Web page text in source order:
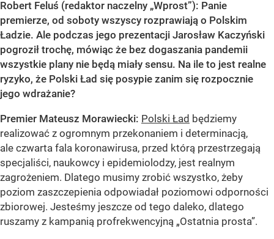
Robert Feluś (redaktor naczelny „Wprost”): Panie
premierze, od soboty wszyscy rozprawiają o Polskim
Ładzie. Ale podczas jego prezentacji Jarosław Kaczyński
pogroził trochę, mówiąc że bez dogaszania pandemii
wszystkie plany nie będą miały sensu. Na ile to jest realne
ryzyko, że Polski Ład się posypie zanim się rozpocznie
jego wdrażanie?
Premier Mateusz Morawiecki: Polski Ład będziemy
realizować z ogromnym przekonaniem i determinacją,
ale czwarta fala koronawirusa, przed którą przestrzegają
specjaliści, naukowcy i epidemiolodzy, jest realnym
zagrożeniem. Dlatego musimy zrobić wszystko, żeby
poziom zaszczepienia odpowiadał poziomowi odporności
zbiorowej. Jesteśmy jeszcze od tego daleko, dlatego
ruszamy z kampanią profrekwencyjną „Ostatnia prosta”.